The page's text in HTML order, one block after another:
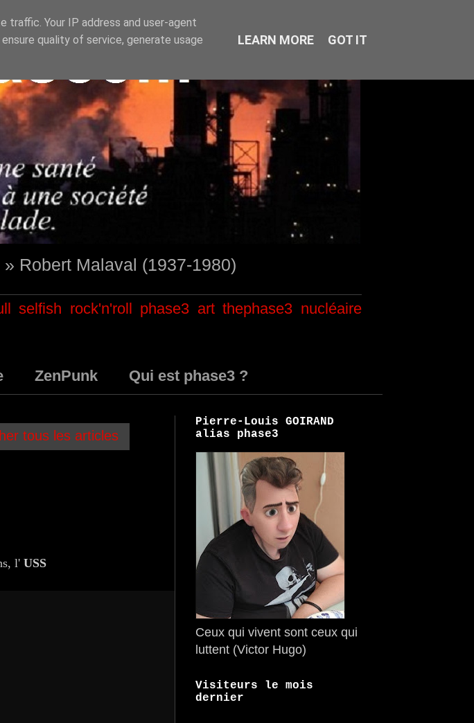
Robert Malaval (1937-1980)
selfish rock'n'roll phase3 art thephase3 nucléaire
ZenPunk Qui est phase3 ?
tous les articles
l' USS
Pierre-Louis GOIRAND
alias phase3
Ceux qui vivent sont ceux qui
luttent (Victor Hugo)
Visiteurs le mois
dernier
traffic. Your IP address and user-agent
quality of service, generate usage
LEARN MORE GOT IT